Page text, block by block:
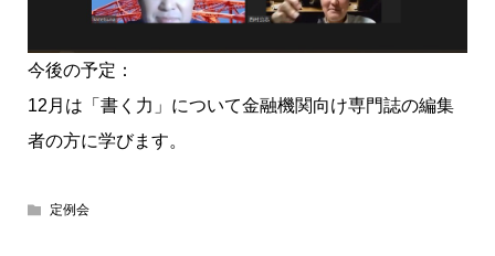
今後の予定：
12月は「書く力」について金融機関向け専門誌の編集
者の方に学びます。
定例会